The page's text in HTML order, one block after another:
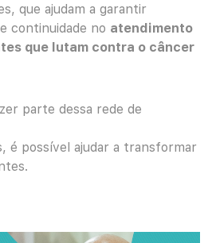
que ajudam a garantir
continuidade no atendimento
que lutam contra o câncer
parte dessa rede de
é possível ajudar a transformar